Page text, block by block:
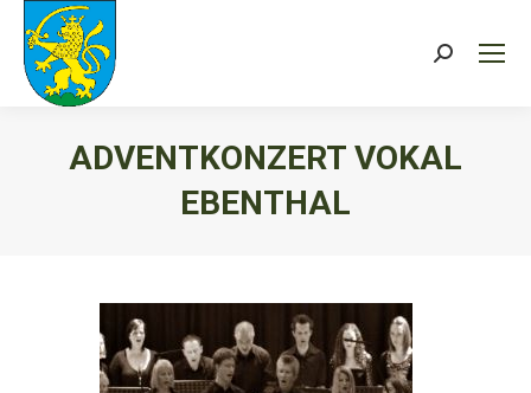
Search:
ADVENTKONZERT VOKAL
EBENTHAL